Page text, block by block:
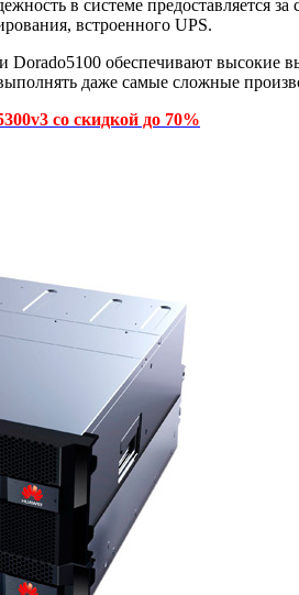
в системе предоставляется
встроенного UPS.
обеспечивают
даже самые сложные
со скидкой до 70%